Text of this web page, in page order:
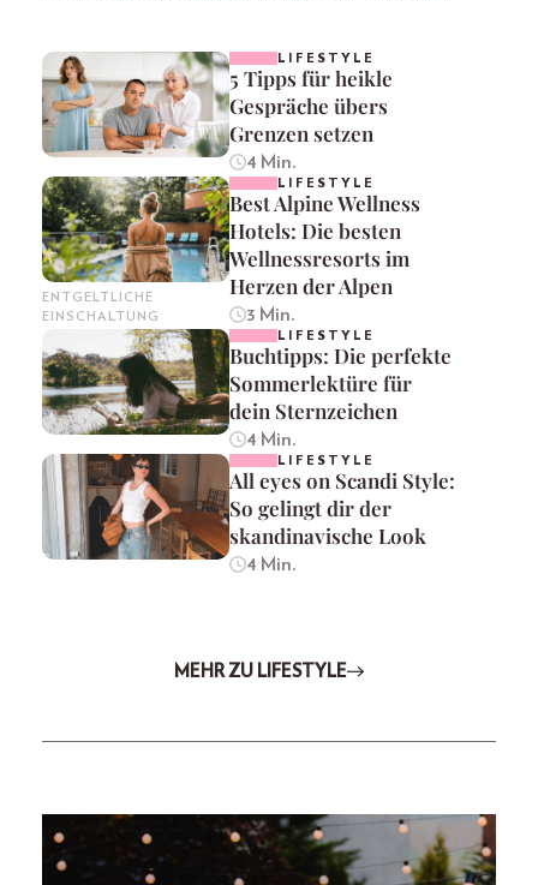
LIFESTYLE
5 Tipps für heikle
Gespräche übers
Grenzen setzen
4 Min.
ENTGELTLICHE
EINSCHALTUNG
LIFESTYLE
Best Alpine Wellness
Hotels: Die besten
Wellnessresorts im
Herzen der Alpen
3 Min.
LIFESTYLE
Buchtipps: Die perfekte
Sommerlektüre für
dein Sternzeichen
4 Min.
LIFESTYLE
All eyes on Scandi Style:
So gelingt dir der
skandinavische Look
4 Min.
MEHR ZU LIFESTYLE